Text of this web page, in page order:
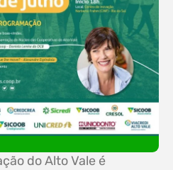
do Alto Vale é